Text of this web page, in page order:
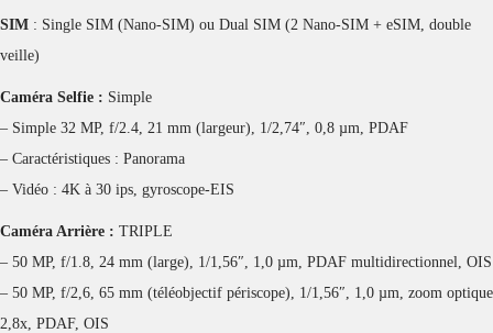
SIM : Single SIM (Nano-SIM) ou Dual SIM (2 Nano-SIM + eSIM, double
veille)
Caméra Selfie : Simple
– Simple 32 MP, f/2.4, 21 mm (largeur), 1/2,74″, 0,8 µm, PDAF
– Caractéristiques : Panorama
– Vidéo : 4K à 30 ips, gyroscope-EIS
Caméra Arrière : TRIPLE
– 50 MP, f/1.8, 24 mm (large), 1/1,56″, 1,0 µm, PDAF multidirectionnel, OIS
– 50 MP, f/2,6, 65 mm (téléobjectif périscope), 1/1,56″, 1,0 µm, zoom optique
2,8x, PDAF, OIS